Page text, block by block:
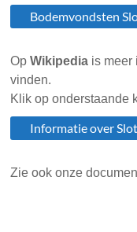
Bodemvondsten
OpWikipedia is meer
vinden.
Klik op onderstaande
Informatie over
Zie ook onze